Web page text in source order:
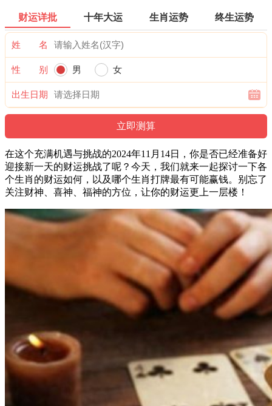
财运详批 十年大运 生肖运势 终生运势
姓 名
性 别 男 女
出生日期
在这个充满机遇与挑战的2024年11月14日，你是否已经准备好
迎接新一天的财运挑战了呢？今天，我们就来一起探讨一下各
个生肖的财运如何，以及哪个生肖打牌最有可能赢钱。别忘了
关注财神、喜神、福神的方位，让你的财运更上一层楼！